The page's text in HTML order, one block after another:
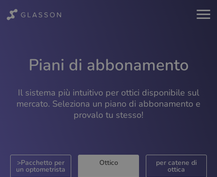
Piani di abbonamento
Il sistema più intuitivo per ottici disponibile sul
mercato. Seleziona un piano di abbonamento e
provalo tu stesso!
>Pacchetto per
un optometrista
Ottico per catene di
ottica